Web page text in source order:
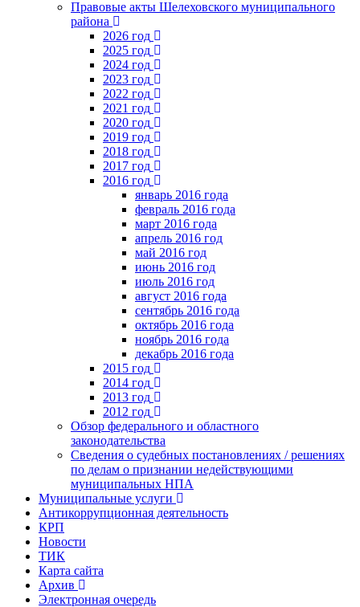
Правовые акты Шелеховского муниципального
района
2026 год
2025 год
2024 год
2023 год
2022 год
2021 год
2020 год
2019 год
2018 год
2017 год
2016 год
январь 2016 года
февраль 2016 года
март 2016 года
апрель 2016 год
май 2016 год
июнь 2016 год
июль 2016 год
август 2016 года
сентябрь 2016 года
октябрь 2016 года
ноябрь 2016 года
декабрь 2016 года
2015 год
2014 год
2013 год
2012 год
Обзор федерального и областного
законодательства
Сведения о судебных постановлениях / решениях
по делам о признании недействующими
муниципальных НПА
Муниципальные услуги
Антикоррупционная деятельность
КРП
Новости
ТИК
Карта сайта
Архив
Электронная очередь